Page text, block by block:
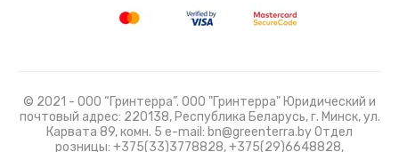
© 2021 - ООО “Гринтерра”. ООО "Гринтерра" Юридический и
почтовый адрес: 220138, Республика Беларусь, г. Минск, ул.
Карвата 89, комн. 5 e-mail: bn@greenterra.by Отдел
розницы: +375(33)3778828, +375(29)6648828,